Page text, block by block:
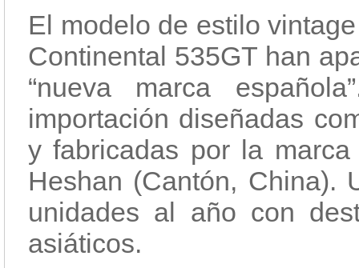
El modelo de estilo
Continental 535GT han
“nueva marca
importación diseñadas
y fabricadas por la
Heshan (Cantón, China).
unidades al año con
asiáticos.